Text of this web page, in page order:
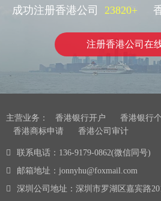
成功注册香港公司 23820+
注册香港公司在
主营业务： 香港银行开户 香港银行
香港商标申请
香港公司审计
联系电话：136-9179-0862(微信同号)
邮箱地址：jonnyhu@foxmail.com
深圳公司地址：深圳市罗湖区嘉宾路